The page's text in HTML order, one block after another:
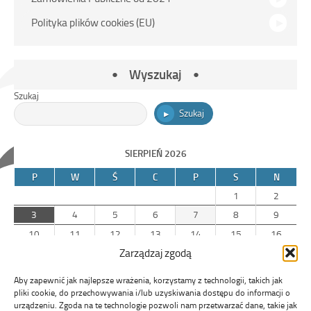
Zarządzaj zgodą
Aby zapewnić jak najlepsze wrażenia, korzystamy z technologii, takich jak
pliki cookie, do przechowywania i/lub uzyskiwania dostępu do informacji o
urządzeniu. Zgoda na te technologie pozwoli nam przetwarzać dane, takie jak
Polityka plików cookies (EU)
Wyszukaj
Szukaj
Szukaj
SIERPIEŃ 2026
P
W Ś C P S
N
1
2
3
4 5 6 7 8
9
10
11 12 13 14 15
16
19 20 21
31